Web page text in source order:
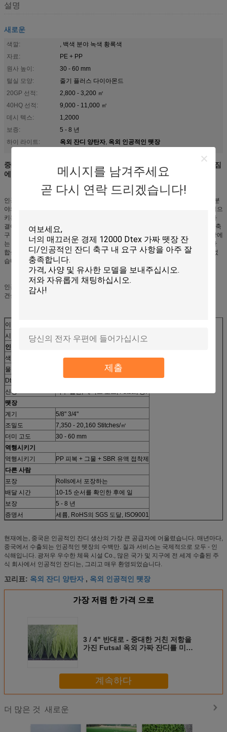
메시지를 남겨주세요
곧 다시 연락 드리겠습니다!
제출
설명
새로운
색깔:
, 백색 분야 녹색 황록색
자료:
PE + PP
원사 높이:
30 - 60 mm
털실 모양:
줄기 플러스 다이아몬드
20GP 선적:
2,800 - 3,200 ㎡
40HQ 선적:
9,000 - 11,000 ㎡
데시 텍스:
1,2000
보증:
5 - 8 년
하이 라이트:
옥외 잔디 양탄자, 옥외 인공적인 뗏장
중대한 거친 저항을 가진 Futsal를 위한 합성 뗏장이 반대로 미끄러짐
에 의하여
인공적인 잔디는 염려한 몇몇으로 환영되지 않으며 발행하지 않습니다. 스포츠 분
야의 건축을 위한 인공적인 뗏장의 사용에 주요 쟁점은 화상 뿐 아니라 물집을 일으
키는 원인이 될 수 있었다 이었습니다. 합성 잔디는 자연적인 잔디의 냉각 효과가
결여되었다는 것을 이차적으로, 믿어졌습니다. 그러나 스탠포드 연구소 및 미국 축
구 리그의 선언은 이 문제점을 해결하는 것을 도왔습니다. 이 몸은 인공적인 뗏장에
는 그것에 놀아 축구 선수에게 건강위험이 없다 분명히 했습니다. 이 선언은 또한
합성 뗏장 분야, 조경 및 정원의 건축에 있는 일컬어 가짜 뗏장의 사용을 밀어주었
습니다.
인공적인 뗏장의 다량 합격이 있고 1972에 의해 인공적인 뗏장은 많은 축구장을
건설하기에서 이용되었습니다.
이름
시리즈
SD120
인공적인 잔디의 털실
색깔
, 백색 분야 녹색 황록색
물자
Dtex
12,000
신청
축구 법원, 테니스 코트, Futsal, 등.
뗏장
계기
5/8" 3/4"
조밀도
7,350 - 20,160 Stitches/㎡
더미 고도
30 - 60 mm
역행시키기
역행시키기
PP 피복 + 그물 + SBR 유액 접착제
다른 사람
포장
Rolls에서 포장하는
배달 시간
10-15 순서를 확인한 후에 일
보장
5 - 8 년
증명서
세륨, RoHS의 SGS 도달, ISO9001
현재에는, 중국은 인공적인 잔디 생산의 가장 큰 공급자에 어울렸습니다. 매년마다,
중국에서 수출되는 인공적인 뗏장의 수백만. 질과 서비스는 국제적으로 모두 - 인
식해입니다. 광저우 우수한 체육 시설 Co., 많은 국가 및 지구에 전 세계 수출된 주
식 회사에서 인공적인 잔디는, 그리고 매우 환영되었습니다.
꼬리표: 옥외 잔디 양탄자 , 옥외 인공적인 뗏장
가장 저렴 한 가격 으로
3 / 4" 반대로 - 중대한 거친 저항을
가진 Futsal 옥외 가짜 잔디를 미끄
계속하다
더 많은 것 새로운